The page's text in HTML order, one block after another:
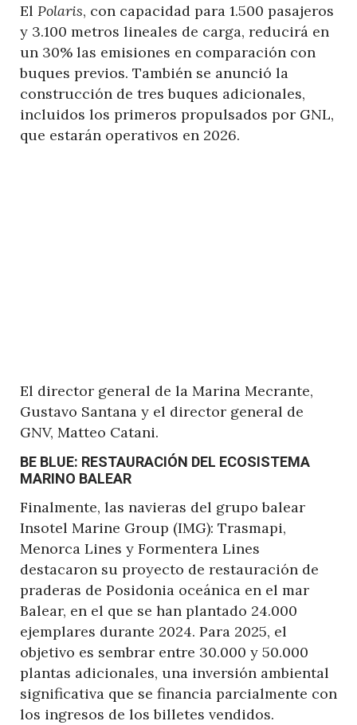
El Polaris, con capacidad para 1.500 pasajeros
y 3.100 metros lineales de carga, reducirá en
un 30% las emisiones en comparación con
buques previos. También se anunció la
construcción de tres buques adicionales,
incluidos los primeros propulsados por GNL,
que estarán operativos en 2026.
El director general de la Marina Mecrante,
Gustavo Santana y el director general de
GNV, Matteo Catani.
BE BLUE: RESTAURACIÓN DEL ECOSISTEMA
MARINO BALEAR
Finalmente, las navieras del grupo balear
Insotel Marine Group (IMG): Trasmapi,
Menorca Lines y Formentera Lines
destacaron su proyecto de restauración de
praderas de Posidonia oceánica en el mar
Balear, en el que se han plantado 24.000
ejemplares durante 2024. Para 2025, el
objetivo es sembrar entre 30.000 y 50.000
plantas adicionales, una inversión ambiental
significativa que se financia parcialmente con
los ingresos de los billetes vendidos.